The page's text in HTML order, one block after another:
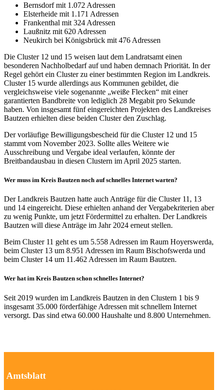
Bernsdorf mit 1.072 Adressen
Elsterheide mit 1.171 Adressen
Frankenthal mit 324 Adressen
Laußnitz mit 620 Adressen
Neukirch bei Königsbrück mit 476 Adressen
Die Cluster 12 und 15 weisen laut dem Landratsamt einen
besonderen Nachholbedarf auf und haben demnach Priorität. In der
Regel gehört ein Cluster zu einer bestimmten Region im Landkreis.
Cluster 15 wurde allerdings aus Kommunen gebildet, die
vergleichsweise viele sogenannte „weiße Flecken“ mit einer
garantierten Bandbreite von lediglich 28 Megabit pro Sekunde
haben. Von insgesamt fünf eingereichten Projekten des Landkreises
Bautzen erhielten diese beiden Cluster den Zuschlag.
Der vorläufige Bewilligungsbescheid für die Cluster 12 und 15
stammt vom November 2023. Sollte alles Weitere wie
Ausschreibung und Vergabe ideal verlaufen, könnte der
Breitbandausbau in diesen Clustern im April 2025 starten.
Wer muss im Kreis Bautzen noch auf schnelles Internet warten?
Der Landkreis Bautzen hatte auch Anträge für die Cluster 11, 13
und 14 eingereicht. Diese erhielten anhand der Vergabekriterien aber
zu wenig Punkte, um jetzt Fördermittel zu erhalten. Der Landkreis
Bautzen will diese Anträge im Jahr 2024 erneut stellen.
Beim Cluster 11 geht es um 5.558 Adressen im Raum Hoyerswerda,
beim Cluster 13 um 8.951 Adressen im Raum Bischofswerda und
beim Cluster 14 um 11.462 Adressen im Raum Bautzen.
Wer hat im Kreis Bautzen schon schnelles Internet?
Seit 2019 wurden im Landkreis Bautzen in den Clustern 1 bis 9
insgesamt 35.000 förderfähige Adressen mit schnellem Internet
versorgt. Das sind etwa 60.000 Haushalte und 8.800 Unternehmen.
Amtsblatt